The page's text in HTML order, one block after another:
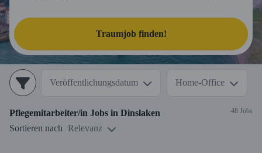
Traumjob finden!
Veröffentlichungsdatum Home-Office
Pflegemitarbeiter/in Jobs in Dinslaken 48 Jobs
Sortieren nach Relevanz